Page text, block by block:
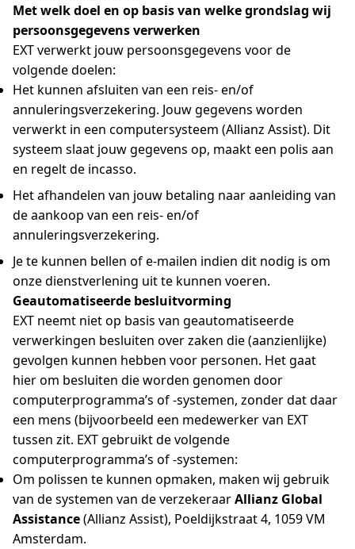
Met welk doel en op basis van welke grondslag wij
persoonsgegevens verwerken
EXT verwerkt jouw persoonsgegevens voor de
volgende doelen:
Het kunnen afsluiten van een reis- en/of
annuleringsverzekering. Jouw gegevens worden
verwerkt in een computersysteem (Allianz Assist). Dit
systeem slaat jouw gegevens op, maakt een polis aan
en regelt de incasso.
Het afhandelen van jouw betaling naar aanleiding van
de aankoop van een reis- en/of
annuleringsverzekering.
Je te kunnen bellen of e-mailen indien dit nodig is om
onze dienstverlening uit te kunnen voeren.
Geautomatiseerde besluitvorming
EXT neemt niet op basis van geautomatiseerde
verwerkingen besluiten over zaken die (aanzienlijke)
gevolgen kunnen hebben voor personen. Het gaat
hier om besluiten die worden genomen door
computerprogramma’s of -systemen, zonder dat daar
een mens (bijvoorbeeld een medewerker van EXT
tussen zit. EXT gebruikt de volgende
computerprogramma’s of -systemen:
Om polissen te kunnen opmaken, maken wij gebruik
van de systemen van de verzekeraarAllianz Global
Assistance(Allianz Assist), Poeldijkstraat 4, 1059 VM
Amsterdam.